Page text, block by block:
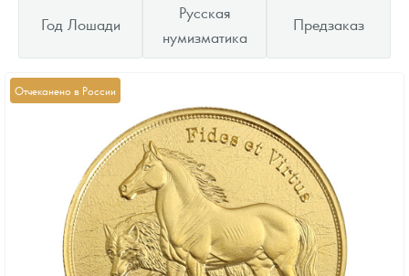
Год Лошади
Русская
нумизматика
Предзаказ
Отчеканено в России